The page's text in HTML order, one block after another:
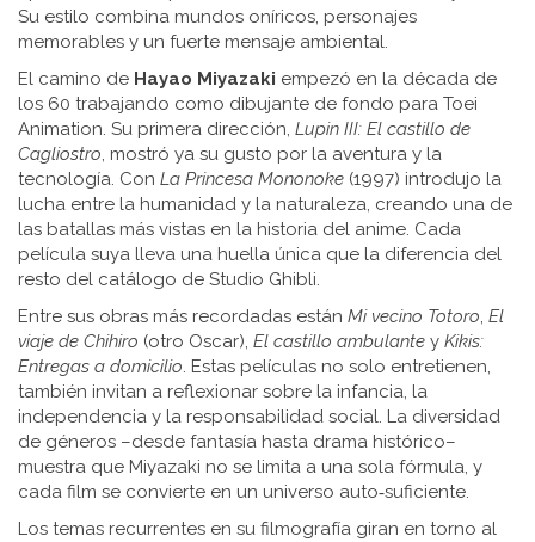
Su estilo combina mundos oníricos, personajes
memorables y un fuerte mensaje ambiental.
El camino de Hayao Miyazaki empezó en la década de
los 60 trabajando como dibujante de fondo para Toei
Animation. Su primera dirección, Lupin III: El castillo de
Cagliostro, mostró ya su gusto por la aventura y la
tecnología. Con La Princesa Mononoke (1997) introdujo la
lucha entre la humanidad y la naturaleza, creando una de
las batallas más vistas en la historia del anime. Cada
película suya lleva una huella única que la diferencia del
resto del catálogo de Studio Ghibli.
Entre sus obras más recordadas están Mi vecino Totoro, El
viaje de Chihiro (otro Oscar), El castillo ambulante y Kikis:
Entregas a domicilio. Estas películas no solo entretienen,
también invitan a reflexionar sobre la infancia, la
independencia y la responsabilidad social. La diversidad
de géneros –desde fantasía hasta drama histórico–
muestra que Miyazaki no se limita a una sola fórmula, y
cada film se convierte en un universo auto‑suficiente.
Los temas recurrentes en su filmografía giran en torno al